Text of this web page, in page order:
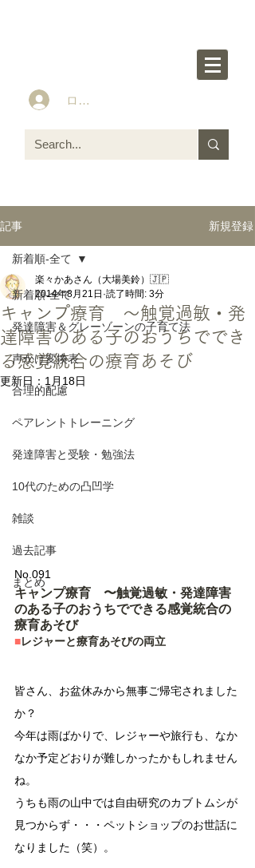
ログイン
記事 新規登録
新着順-全て
発達障害＆グレーゾーンの子育て法
声かけ変換表
合理的配慮
ペアレントトレーニング
発達障害と受験・勉強法
10代のための凸凹学
雑談
過去記事
まとめ
新着順-全て
キャンプ療育 〜触覚過敏・発
達障害のある子のおうちででき
る感覚統合の療育あそび
楽々かあさん（大場美鈴）🇯🇵
2014年8月21日 読了時間: 3分
更新日： 1月18日
No.091
キャンプ療育　〜触覚過敏・発達障害
のある子のおうちでできる感覚統合の
療育あそび
■レジャーと療育あそびの両立
皆さん、お盆休みから無事ご帰宅されました
か？
今年は雨ばかりで、レジャーや旅行も、なか
なか予定どおりが難しかったかもしれません
ね。
うちも雨の山中では自由研究のカブトムシが
見つからず・・・ペットショップのお世話に
なりました（笑）。